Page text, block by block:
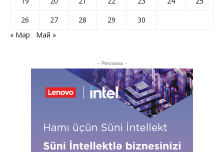
26
27 28 29
30
« Мар
Май »
- Реклама -